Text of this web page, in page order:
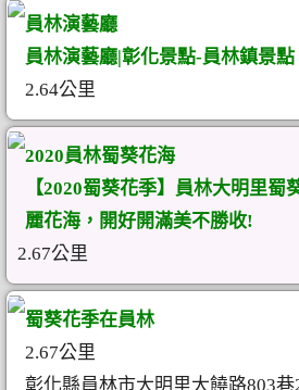
員林演藝廳
員林演藝廳|彰化景點-員林鎮景點
2.64公里
2020員林蜀葵花海
【2020蜀葵花季】員林大明里蜀
麗花海，開好開滿美不勝收!
2.67公里
蜀葵花季在員林
2.67公里
彰化縣員林市大明里大饒路803